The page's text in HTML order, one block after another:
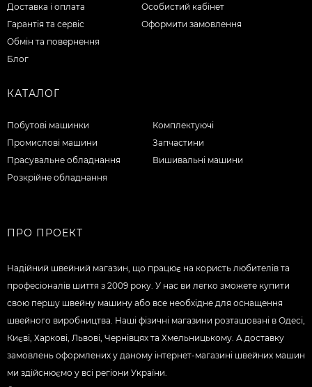
Доставка і оплата
Гарантія та сервіс
Обмін та повернення
Блог
Особистий кабінет
Оформити замовлення
КАТАЛОГ
Побутові машинки
Промислові машини
Прасувальне обладнання
Розкрійне обладнання
Комплектуючі
Запчастини
Вишивальні машини
ПРО ПРОЕКТ
Надійний швейний магазин, що працює на користь любителів та
професіоналів шиття з 2009 року. У нас ви легко зможете купити
свою першу швейну машину або все необхідне для оснащення
швейного виробництва. Наші фізичні магазини розташовані в Одесі,
Києві, Харкові, Львові, Чернівцях та Хмельницькому. А доставку
замовлень оформлених у даному інтернет-магазині швейних машин
ми здійснюємо у всі регіони України.